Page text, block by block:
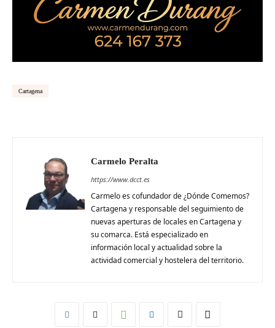
Cartagena
Carmelo Peralta
https://www.dcct.es
Carmelo es cofundador de ¿Dónde Comemos?
Cartagena y responsable del seguimiento de
nuevas aperturas de locales en Cartagena y
su comarca. Está especializado en
información local y actualidad sobre la
actividad comercial y hostelera del territorio.